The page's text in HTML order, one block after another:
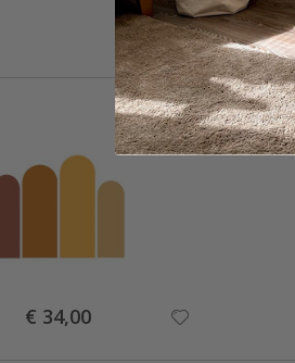
Special
Price
€ 34,00